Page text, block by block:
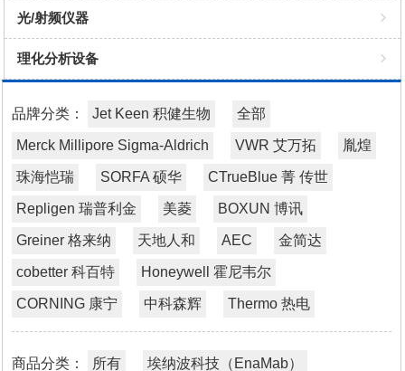
液体缓冲液
速溶颗粒缓冲液
BCA检测试剂盒
Bradford蛋白浓度测定试剂盒
生产质控试剂盒
耗材
细胞生物学试剂/耗材/仪器
天然/重组的多肽、蛋白和酶
抑制剂
细胞检测
缓冲液
细胞培养
过滤
样本库
安全防护
液体处理
离心
箱体
灭菌
光/射频仪器
理化分析设备
品牌分类：
Jet Keen 积健生物 全部
Merck Millipore Sigma-Aldrich VWR 艾万拓 胤煌
珠海恺瑞 SORFA 硕华 CTrueBlue 菁 传世
Repligen 瑞普利金 美菱 BOXUN 博讯
Greiner 格来纳 天地人和 AEC 金简达
cobetter 科百特 Honeywell 霍尼韦尔
CORNING 康宁 中科森辉 Thermo 热电
商品分类： 所有 埃纳波科技（EnaMab）